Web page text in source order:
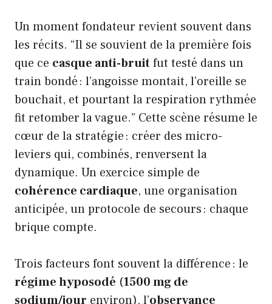
Un moment fondateur revient souvent dans
les récits. “Il se souvient de la première fois
que ce casque anti-bruitfut testé dans un
train bondé : l’angoisse montait, l’oreille se
bouchait, et pourtant la respiration rythmée
fit retomber la vague.” Cette scène résume le
cœur de la stratégie : créer des micro-
leviers qui, combinés, renversent la
dynamique. Un exercice simple de
cohérence cardiaque, une organisation
anticipée, un protocole de secours : chaque
brique compte.
Trois facteurs font souvent la différence : le
régime hyposodé (1500 mg de
sodium/jour environ), l’observance